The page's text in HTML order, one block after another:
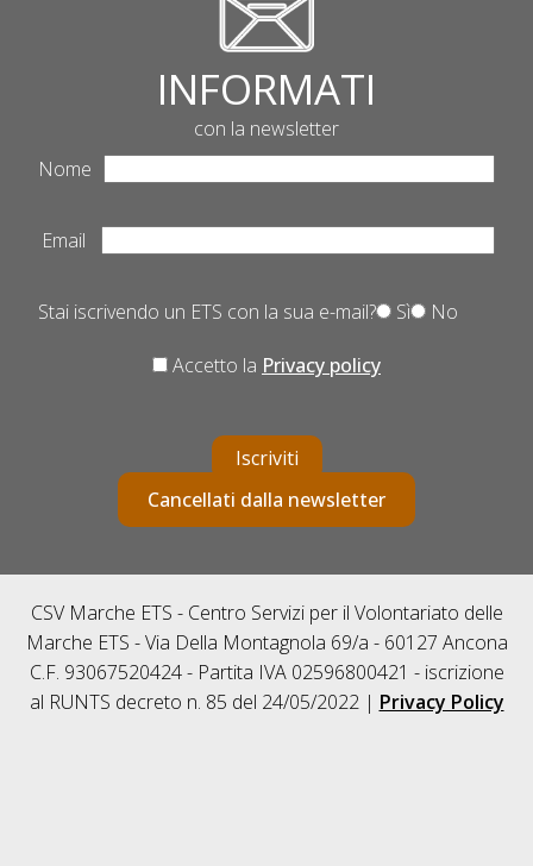
INFORMATI
con la newsletter
Nome
Email
Stai iscrivendo un ETS con la sua e-mail? Sì No
Accetto la Privacy policy
Iscriviti
Cancellati dalla newsletter
CSV Marche ETS - Centro Servizi per il Volontariato delle
Marche ETS - Via Della Montagnola 69/a - 60127 Ancona
C.F. 93067520424 - Partita IVA 02596800421 - iscrizione
al RUNTS decreto n. 85 del 24/05/2022 | Privacy Policy